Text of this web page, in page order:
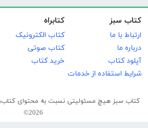
کتاب سبز
ارتباط با ما
درباره ما
آپلود کتاب
شرایط استفاده از خدمات
کتابراه
کتاب الکترونیک
کتاب صوتی
خرید کتاب
کتاب سبز هیچ مسئولیتی نسبت به محتوای
2026©